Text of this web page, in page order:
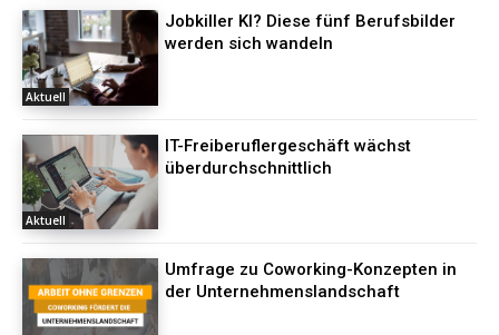
Aktuell
Jobkiller KI? Diese fünf Berufsbilder
werden sich wandeln
Aktuell
IT-Freiberuflergeschäft wächst
überdurchschnittlich
Umfrage zu Coworking-Konzepten in
der Unternehmenslandschaft